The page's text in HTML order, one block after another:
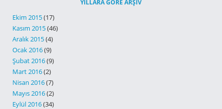
YILLARA GÖRE ARŞIV
Ekim 2015(17)
Kasım 2015(46)
Aralık 2015(4)
Ocak 2016(9)
Şubat 2016(9)
Mart 2016(2)
Nisan 2016(7)
Mayıs 2016(2)
Eylül 2016(34)